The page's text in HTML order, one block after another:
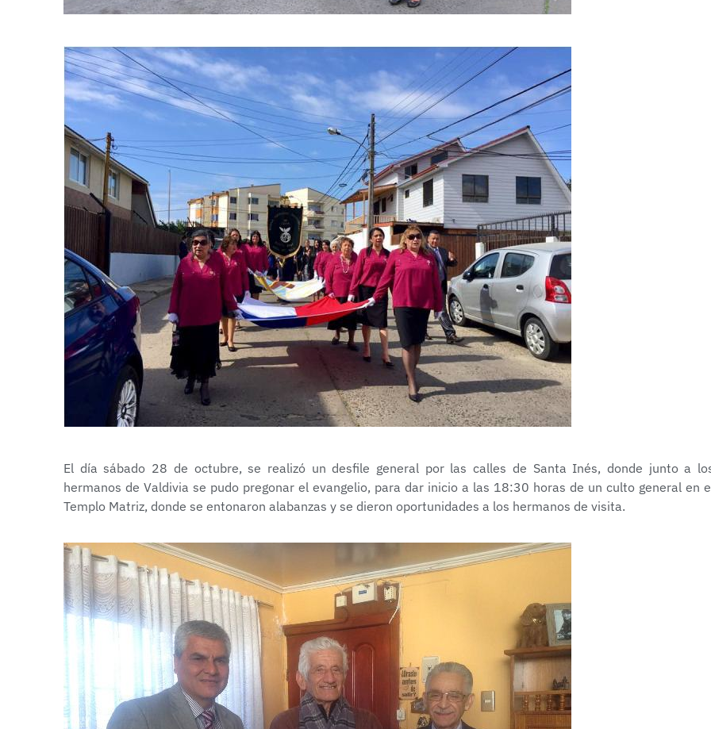
El día sábado 28 de octubre, se realizó un desfile general por las calles de Santa Inés, donde junto a
hermanos de Valdivia se pudo pregonar el evangelio, para dar inicio a las 18:30 horas de un culto general en
Templo Matriz, donde se entonaron alabanzas y se dieron oportunidades a los hermanos de visita.